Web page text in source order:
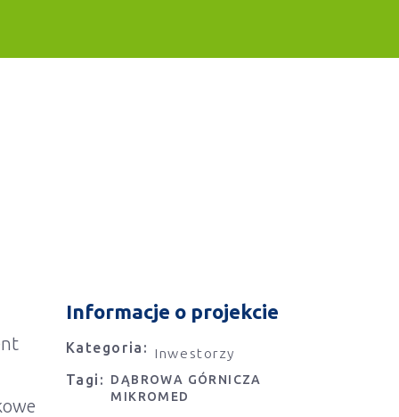
Informacje o projekcie
Kategoria: Inwestorzy
Tagi:
DĄBROWA GÓRNICZA
MIKROMED